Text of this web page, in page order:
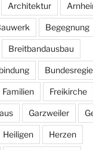
Architektur
Begegnung
Breitbandausbau
Familien Freikirche
Garzweiler
Heiligen Herzen